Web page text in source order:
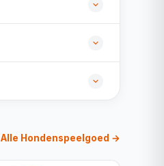
Alle Hondenspeelgoed →